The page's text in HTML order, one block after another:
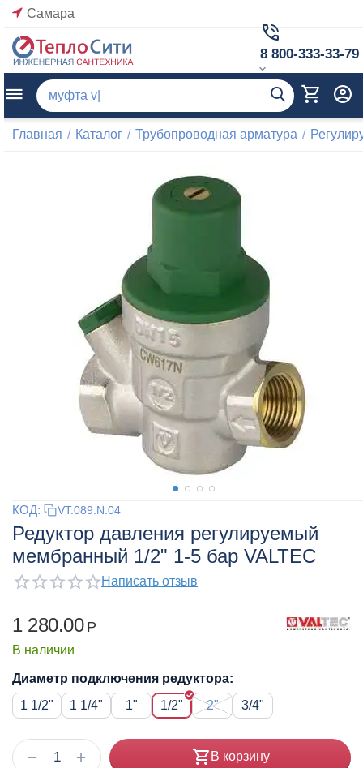
Самара
8 800-333-33-79
Главная / Каталог / Трубопроводная арматура /
КОД: VT.089.N.04
Редуктор давления регулируемый
мембранный 1/2" 1-5 бар VALTEC
Написать отзыв
1 280.00 Р
В наличии
Диаметр подключения редуктора:
1 1/2"
1 1/4" 1" 1/2" 2" 3/4"
+
− В корзину